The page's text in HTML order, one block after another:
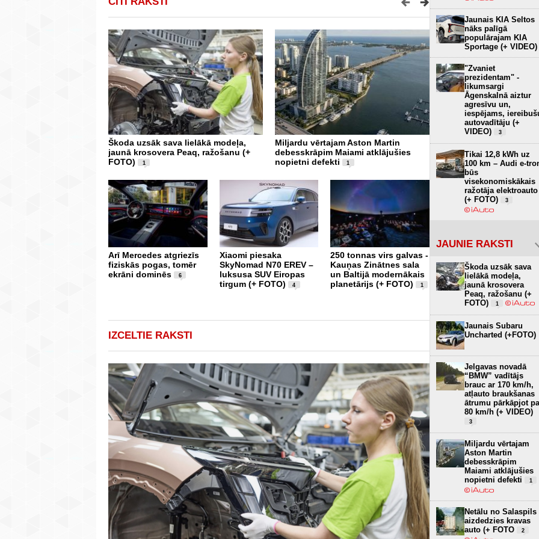
Škoda uzsāk sava lielākā modeļa,
jaunā krosovera Peaq, ražošanu (+
FOTO)
1
Miljardu vērtajam Aston Martin
debesskrāpim Maiami atklājušies
nopietni defekti
1
Arī Mercedes atgriezīs
fiziskās pogas, tomēr
ekrāni dominēs
6
Xiaomi piesaka
SkyNomad N70 EREV –
luksusa SUV Eiropas
tirgum (+ FOTO)
4
250 tonnas virs galvas -
Kauņas Zinātnes sala
un Baltijā modernākais
planetārijs (+ FOTO)
1
Pēc vairāk nekā 80 gadiem
redzami Otrā pasaules
vraki (+ VIDEO)
km – Audi e-tron būs
visekonomiskākais
ražotāja elektroauto (+
FOTO)
3
IZCELTIE RAKSTI
Jaunais KIA Seltos
nāks palīgā
populārajam KIA
Sportage (+ VIDEO)
"Zvaniet
prezidentam" -
likumsargi
Āgenskalnā aiztur
agresīvu un,
iespējams,
autovadītāju (+
VIDEO)
3
Tikai 12,8 kWh uz
100 km – Audi e-
būs
visekonomiskākais
ražotāja elektroauto
(+ FOTO)
3
JAUNIE RAKSTI
Škoda uzsāk sava
lielākā modeļa,
jaunā krosovera
Peaq, ražošanu (+
FOTO)
1
Jaunais Subaru
Uncharted (+FOTO)
Jelgavas novadā
“BMW” vadītājs
brauc ar 170 km/h,
atļauto braukšanas
ātrumu pārkāpjot
80 km/h (+ VIDEO)
3
Miljardu vērtajam
Aston Martin
debesskrāpim
Maiami atklājušies
nopietni defekti
1
Netālu no Salaspils
aizdedzies kravas
auto (+ FOTO
2